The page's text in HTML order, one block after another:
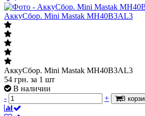
АккуСбор. Mini Mastak MH40B3AL3
АккуСбор. Mini Mastak MH40B3AL3
54 грн. за 1 шт
В наличии
-
+ В